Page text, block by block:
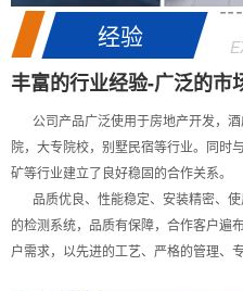
经验
丰富的行业经验-广泛的市
公司产品广泛使用于房地产开发，
院，大专院校，别墅民宿等行业。同时
矿等行业建立了良好稳固的合作关系。
品质优良、性能稳定、安装精密、
的检测系统，品质有保障，合作客户遍
户需求，以先进的工艺、严格的管理、